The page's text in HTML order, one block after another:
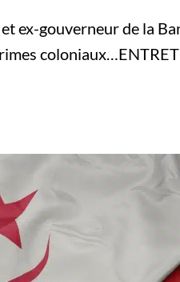
ex-gouverneur de la